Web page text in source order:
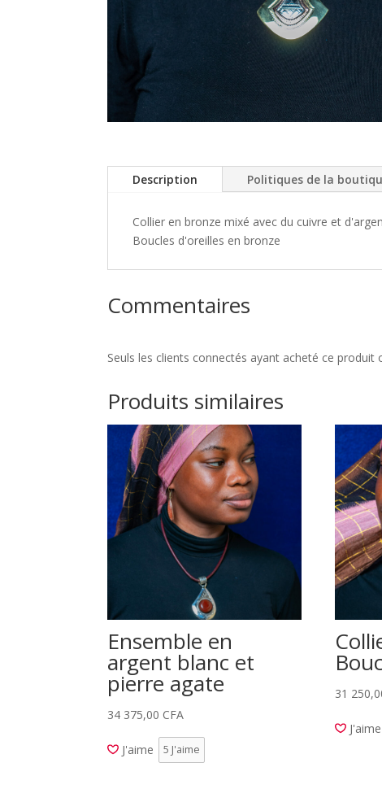
Description Politiques de la
Collier en bronze mixé avec du cuivre et
Boucles d'oreilles en bronze
Commentaires
Seuls les clients connectés ayant acheté ce produit
Produits similaires
Ensemble en
argent blanc et
pierre agate
34 375,00 CFA
J'aime 5 J'aime
31
J'aime